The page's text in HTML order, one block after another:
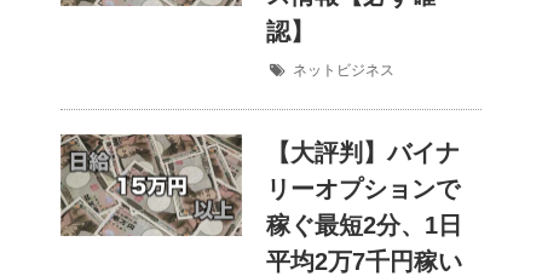
認】
ネットビジネス
【大評判】バイナ
リーオプションで
稼ぐ最短2分、1日
平均2万7千円稼い